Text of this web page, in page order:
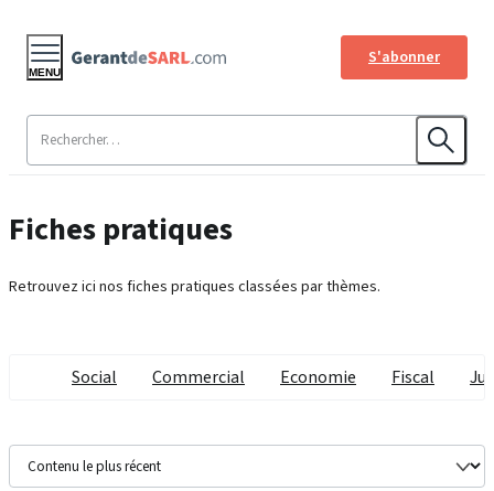
S'abonner
MENU
Fiches pratiques
Retrouvez ici nos fiches pratiques classées par thèmes.
Social Commercial Economie Fiscal